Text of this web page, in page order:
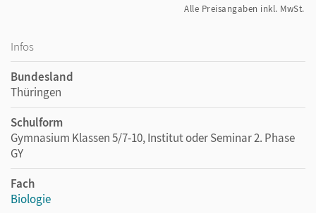
Alle Preisangaben inkl. MwSt.
Infos
Bundesland
Thüringen
Schulform
Gymnasium Klassen 5/7-10, Institut oder Seminar 2. Phase
GY
Fach
Biologie